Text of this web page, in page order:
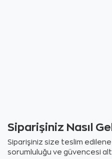
Siparişiniz Nasıl
Siparişiniz size teslim edilene
sorumluluğu ve güvencesi